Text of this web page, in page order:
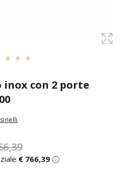
con 2 porte
€ 766,39